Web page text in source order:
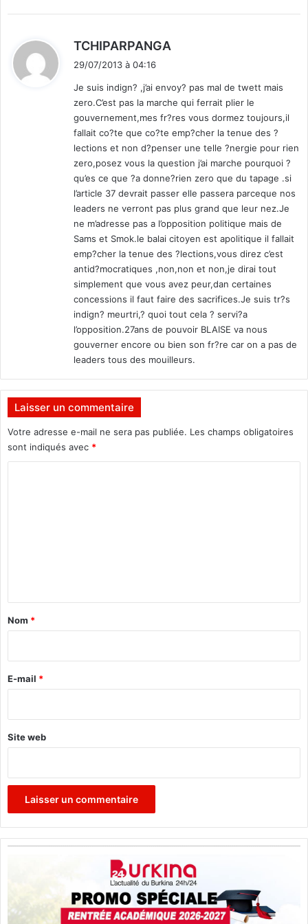
TCHIPARPANGA
:
29/07/2013 à 04:16
Je suis indign? ,j’ai envoy? pas mal de twett mais
zero.C’est pas la marche qui ferrait plier le
gouvernement,mes fr?res vous dormez toujours,il
fallait co?te que co?te emp?cher la tenue des ?
lections et non d?penser une telle ?nergie pour rien
zero,posez vous la question j’ai marche pourquoi ?
qu’es ce que ?a donne?rien zero que du tapage .si
l’article 37 devrait passer elle passera parceque nos
leaders ne verront pas plus grand que leur nez.Je
ne m’adresse pas a l’opposition politique mais de
Sams et Smok.le balai citoyen est apolitique il fallait
emp?cher la tenue des ?lections,vous direz c’est
antid?mocratiques ,non,non et non,je dirai tout
simplement que vous avez peur,dan certaines
concessions il faut faire des sacrifices.Je suis tr?s
indign? meurtri,? quoi tout cela ? servi?a
l’opposition.27ans de pouvoir BLAISE va nous
gouverner encore ou bien son fr?re car on a pas de
leaders tous des mouilleurs.
Laisser un commentaire
Votre adresse e-mail ne sera pas publiée. Les champs obligatoires
sont indiqués avec *
a
e
Nom *
E-mail *
Site web